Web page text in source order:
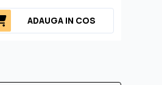
ADAUGA IN COS